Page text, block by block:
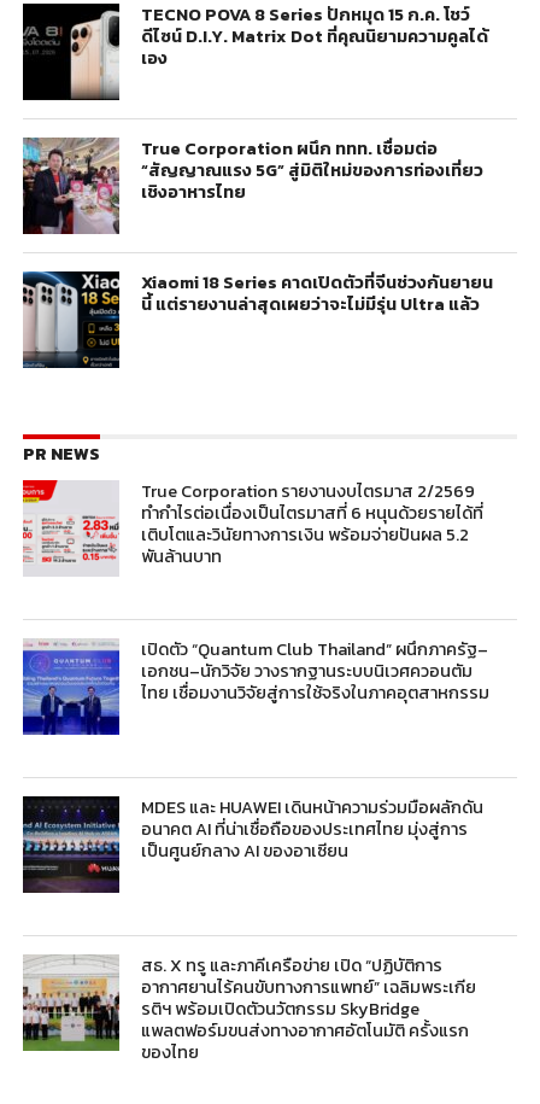
TECNO POVA 8 Series ปักหมุด 15 ก.ค. โชว์
ดีไซน์ D.I.Y. Matrix Dot ที่คุณนิยามความคูลได้
เอง
True Corporation ผนึก ททท. เชื่อมต่อ
“สัญญาณแรง 5G” สู่มิติใหม่ของการท่องเที่ยว
เชิงอาหารไทย
Xiaomi 18 Series คาดเปิดตัวที่จีนช่วงกันยายน
นี้ แต่รายงานล่าสุดเผยว่าจะไม่มีรุ่น Ultra แล้ว
PR NEWS
True Corporation รายงานงบไตรมาส 2/2569
ทำกำไรต่อเนื่องเป็นไตรมาสที่ 6 หนุนด้วยรายได้ที่
เติบโตและวินัยทางการเงิน พร้อมจ่ายปันผล 5.2
พันล้านบาท
เปิดตัว “Quantum Club Thailand” ผนึกภาครัฐ–
เอกชน–นักวิจัย วางรากฐานระบบนิเวศควอนตัม
ไทย เชื่อมงานวิจัยสู่การใช้จริงในภาคอุตสาหกรรม
MDES และ HUAWEI เดินหน้าความร่วมมือผลักดัน
อนาคต AI ที่น่าเชื่อถือของประเทศไทย มุ่งสู่การ
เป็นศูนย์กลาง AI ของอาเซียน
สธ. X ทรู และภาคีเครือข่าย เปิด “ปฏิบัติการ
อากาศยานไร้คนขับทางการแพทย์” เฉลิมพระเกีย
รติฯ พร้อมเปิดตัวนวัตกรรม SkyBridge
แพลตฟอร์มขนส่งทางอากาศอัตโนมัติ ครั้งแรก
ของไทย